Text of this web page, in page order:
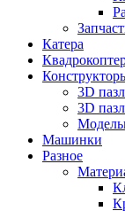
Катера
3D
3D
Машинки
Разное